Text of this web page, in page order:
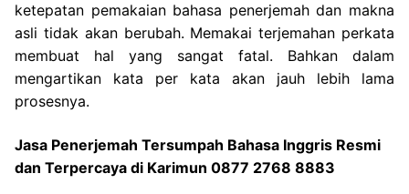
ketepatan pemakaian bahasa penerjemah dan makna
asli tidak akan berubah. Memakai terjemahan perkata
membuat hal yang sangat fatal. Bahkan dalam
mengartikan kata per kata akan jauh lebih lama
prosesnya.
Jasa Penerjemah Tersumpah Bahasa Inggris Resmi
dan Terpercaya di Karimun 0877 2768 8883